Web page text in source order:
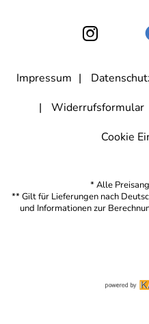
den Link "Abmelden" am
Datenschutzerklärung
habe
Impressum
Widerrufsformular
Cookie
* Alle
** Gilt für Lieferungen nach
und Informationen zur